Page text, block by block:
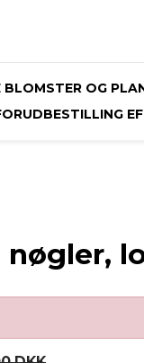
BLOMSTER OG